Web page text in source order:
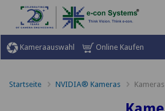
Kameraauswahl Online Kaufen
Startseite NVIDIA® Kameras